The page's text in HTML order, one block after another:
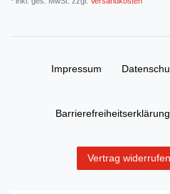
Impressum
Barrierefreiheitserklärung
Vertrag widerrufen